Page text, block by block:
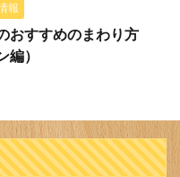
報
おすすめのまわり方
編）